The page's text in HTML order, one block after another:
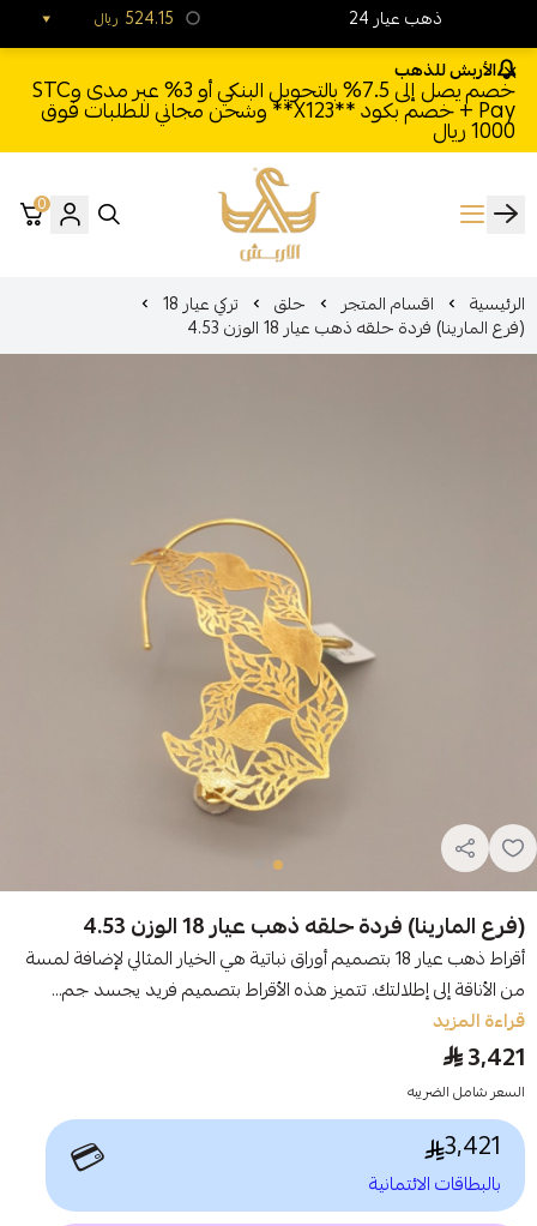
الأربش للذهب
خصم يصل إلى 7.5% بالتحويل البنكي أو 3% عبر مدى وSTC
Pay + خصم بكود **X123** وشحن مجاني للطلبات فوق
1000 ريال
الأربش للذهب
0
الرئيسية اقسام المتجر حلق تركي عيار 18
(فرع المارينا) فردة حلقه ذهب عيار 18 الوزن 4.53
(فرع المارينا) فردة حلقه ذهب عيار 18 الوزن 4.53
أقراط ذهب عيار 18 بتصميم أوراق نباتية هي الخيار المثالي لإضافة لمسة
من الأناقة إلى إطلالتك. تتميز هذه الأقراط بتصميم فريد يجسد جم...
قراءة المزيد
3,421
السعر شامل الضريبه
3,421
بالبطاقات الائتمانية 💳
24 ذهب عيار ريال 524.15